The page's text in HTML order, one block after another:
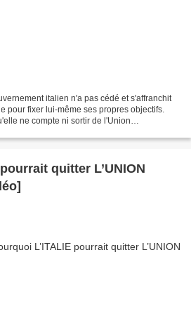
italien n'a pas cédé et s'affranchit
pour fixer lui-même ses propres objectifs.
ne compte ni sortir de l'Union
quitter L’UNION